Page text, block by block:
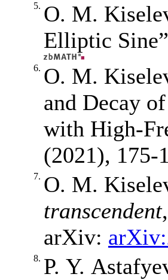
5. O. M.
Elliptic
6. O. M.
and Decay
with High-
(2021), 175-
7. O. M.
transcendent
arXiv:
8. P. Y.